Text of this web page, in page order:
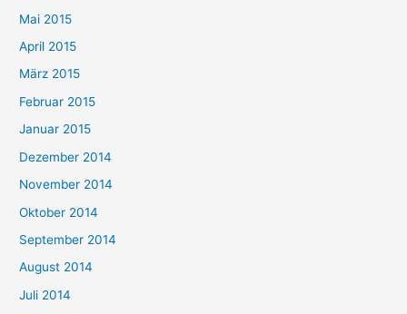
Mai 2015
April 2015
März 2015
Februar 2015
Januar 2015
Dezember 2014
November 2014
Oktober 2014
September 2014
August 2014
Juli 2014